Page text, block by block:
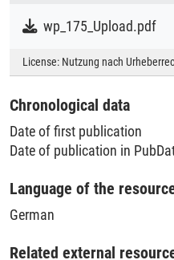
wp_175_Upload.pdf
License: Nutzung nach
Chronological data
Date of first publication
Date of publication in
Language of the
German
Related external
Collections
Literaturpublikationen